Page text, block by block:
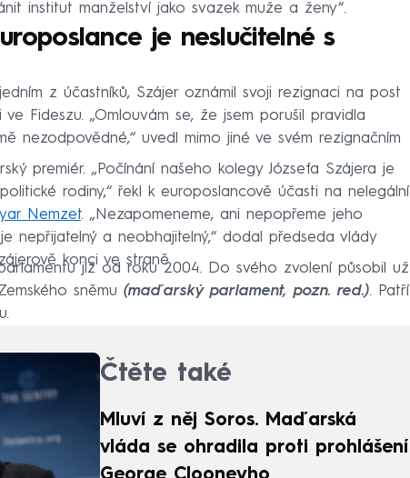
institut manželství jako svazek muže a ženy“.
je neslučitelné s
z účastníků, Szájer oznámil svoji rezignaci na post
Fideszu. „Omlouvám se, že jsem porušil pravidla
nezodpovědné,“ uvedl mimo jiné ve svém rezignačním
premiér. „Počínání našeho kolegy Józsefa Szájera je
rodiny,“ řekl k europoslancově účasti na nelegální
Nemzet. „Nezapomeneme, ani nepopřeme jeho
nepřijatelný a neobhajitelný,“ dodal předseda vlády
konci ve straně.
již od roku 2004. Do svého zvolení působil už
sněmu (maďarský parlament, pozn. red.). Patří
Čtěte také
Mluví z něj Soros. Maďarská
vláda se ohradila proti prohlášení